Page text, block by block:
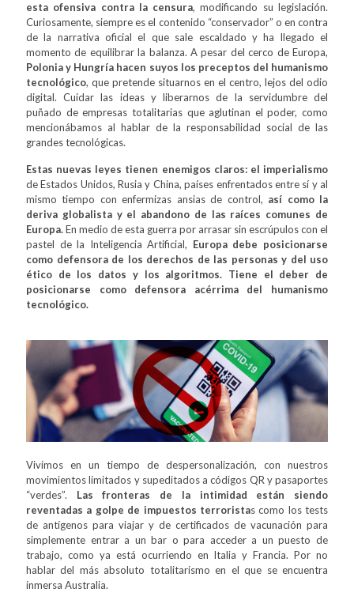
esta ofensiva contra la censura, modificando su legislación.
Curiosamente, siempre es el contenido “conservador” o en contra
de la narrativa oficial el que sale escaldado y ha llegado el
momento de equilibrar la balanza. A pesar del cerco de Europa,
Polonia y Hungría hacen suyos los preceptos del humanismo
tecnológico, que pretende situarnos en el centro, lejos del odio
digital. Cuidar las ideas y liberarnos de la servidumbre del
puñado de empresas totalitarias que aglutinan el poder, como
mencionábamos al hablar de la responsabilidad social de las
grandes tecnológicas.
Estas nuevas leyes tienen enemigos claros: el imperialismo
de Estados Unidos, Rusia y China, países enfrentados entre sí y al
mismo tiempo con enfermizas ansias de control, así como la
deriva globalista y el abandono de las raíces comunes de
Europa.En medio de esta guerra por arrasar sin escrúpulos con el
pastel de la Inteligencia Artificial, Europa debe posicionarse
como defensora de los derechos de las personas y del uso
ético de los datos y los algoritmos. Tiene el deber de
posicionarse como defensora acérrima del humanismo
tecnológico.
Vivimos en un tiempo de despersonalización, con nuestros
movimientos limitados y supeditados a códigos QR y pasaportes
“verdes”. Las fronteras de la intimidad están siendo
reventadas a golpe de impuestos terroristas como los tests
de antígenos para viajar y de certificados de vacunación para
simplemente entrar a un bar o para acceder a un puesto de
trabajo, como ya está ocurriendo en Italia y Francia. Por no
hablar del más absoluto totalitarismo en el que se encuentra
inmersa Australia.